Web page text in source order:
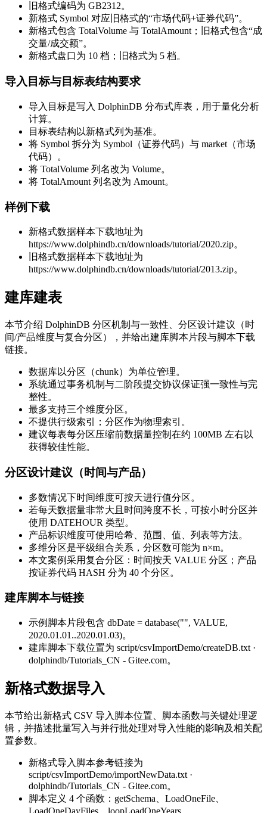
旧格式编码为 GB2312。
新格式 Symbol 对应旧格式的“市场代码+证券代码”。
新格式包含 TotalVolume 与 TotalAmount；旧格式包含“成
交量/成交额”。
新格式盘口为 10 档；旧格式为 5 档。
导入目标与目标表结构要求
导入目标是写入 DolphinDB 分布式库表，用于量化分析
计算。
目标表结构以新格式列为基准。
将 Symbol 拆分为 Symbol（证券代码）与 market（市场
代码）。
将 TotalVolume 列名改为 Volume。
将 TotalAmount 列名改为 Amount。
样例下载
新格式数据样本下载地址为
https://www.dolphindb.cn/downloads/tutorial/2020.zip。
旧格式数据样本下载地址为
https://www.dolphindb.cn/downloads/tutorial/2013.zip。
建库建表
本节介绍 DolphinDB 分区机制与一致性、分区设计建议（时
间/产品维度与复合分区），并给出建库脚本片段与脚本下载
链接。
数据库以分区（chunk）为单位管理。
系统通过事务机制与二阶段提交协议保证强一致性与完
整性。
最多支持三个维度分区。
不提供行级索引；分区作为物理索引。
建议每表每分区压缩前数据量控制在约 100MB 左右以
获得较佳性能。
分区设计建议（时间与产品）
多数情况下时间维度可按天进行值分区。
若每天数据量非常大且时间跨度不长，可按小时分区并
使用 DATEHOUR 类型。
产品标识维度可使用哈希、范围、值、列表等方法。
多维分区是平级组合关系，分区数可能为 n×m。
本文案例采用复合分区：时间按天 VALUE 分区；产品
按证券代码 HASH 分为 40 个分区。
建库脚本与链接
示例脚本片段包含 dbDate = database("", VALUE,
2020.01.01..2020.01.03)。
建库脚本下载位置为 script/csvImportDemo/createDB.txt ·
dolphindb/Tutorials_CN - Gitee.com。
新格式数据导入
本节给出新格式 CSV 导入脚本位置、脚本函数与关键处理逻
辑，并描述批量写入与并行批处理对导入性能的影响及相关配
置参数。
新格式导入脚本参考链接为
script/csvImportDemo/importNewData.txt ·
dolphindb/Tutorials_CN - Gitee.com。
脚本定义 4 个函数：getSchema、LoadOneFile、
LoadOneDayFiles、loopLoadOneYears。